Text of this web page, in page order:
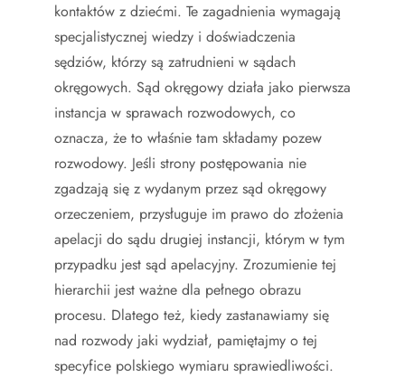
kontaktów z dziećmi. Te zagadnienia wymagają
specjalistycznej wiedzy i doświadczenia
sędziów, którzy są zatrudnieni w sądach
okręgowych. Sąd okręgowy działa jako pierwsza
instancja w sprawach rozwodowych, co
oznacza, że to właśnie tam składamy pozew
rozwodowy. Jeśli strony postępowania nie
zgadzają się z wydanym przez sąd okręgowy
orzeczeniem, przysługuje im prawo do złożenia
apelacji do sądu drugiej instancji, którym w tym
przypadku jest sąd apelacyjny. Zrozumienie tej
hierarchii jest ważne dla pełnego obrazu
procesu. Dlatego też, kiedy zastanawiamy się
nad rozwody jaki wydział, pamiętajmy o tej
specyfice polskiego wymiaru sprawiedliwości.